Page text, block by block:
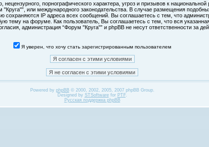
порнографического характера, угроз и призывов к
"Круга"”, или международного законодательства. В случае размещения
сохраняются IP адреса всех сообщений. Вы соглашаетесь с тем, что
тему на форуме. Как пользователь, Вы соглашаетесь с тем, что вся
администрация “Форум "Круга"” и phpBB не несут ответственности за
Я уверен, что хочу стать зарегистрированным пользователем
Powered by phpBB© 2000, 2002, 2005, 2007 phpBB Group.
Designed by STSoftwarefor PTF.
Русская поддержка phpBB